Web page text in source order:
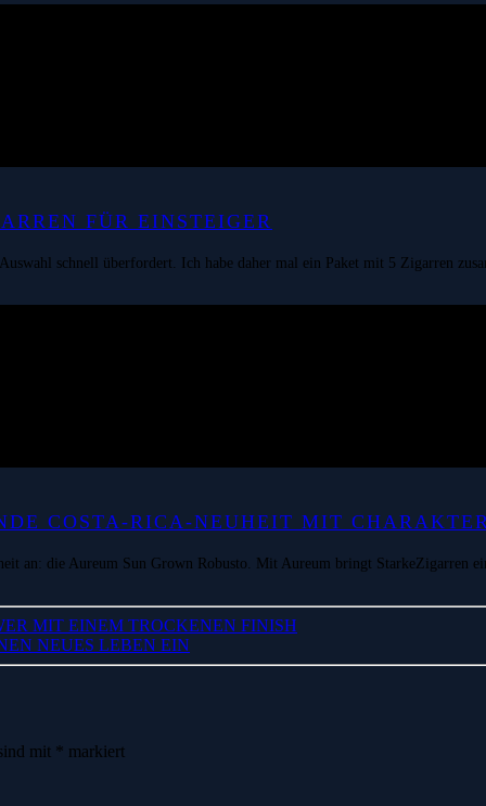
FÜR EINSTEIGER
schnell überfordert. Ich habe daher mal ein Paket mit 5 Zigarren
COSTA-RICA-NEUHEIT MIT CHARAKTER
an: die Aureum Sun Grown Robusto. Mit Aureum bringt StarkeZigarren
MIT EINEM TROCKENEN FINISH
NEUES LEBEN EIN
mit * markiert